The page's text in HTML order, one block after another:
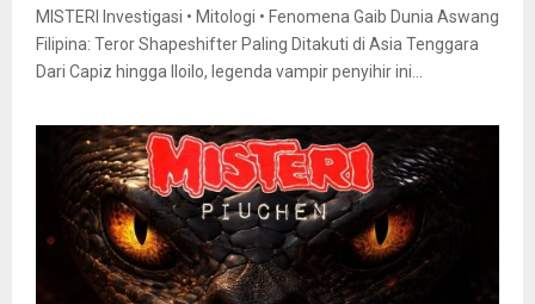
MISTERI Investigasi • Mitologi • Fenomena Gaib Dunia Aswang
Filipina: Teror Shapeshifter Paling Ditakuti di Asia Tenggara
Dari Capiz hingga Iloilo, legenda vampir penyihir ini...